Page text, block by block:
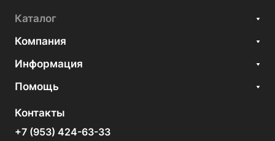
Каталог
Компания
Информация
Помощь
Контакты
+7 (953) 424-63-33